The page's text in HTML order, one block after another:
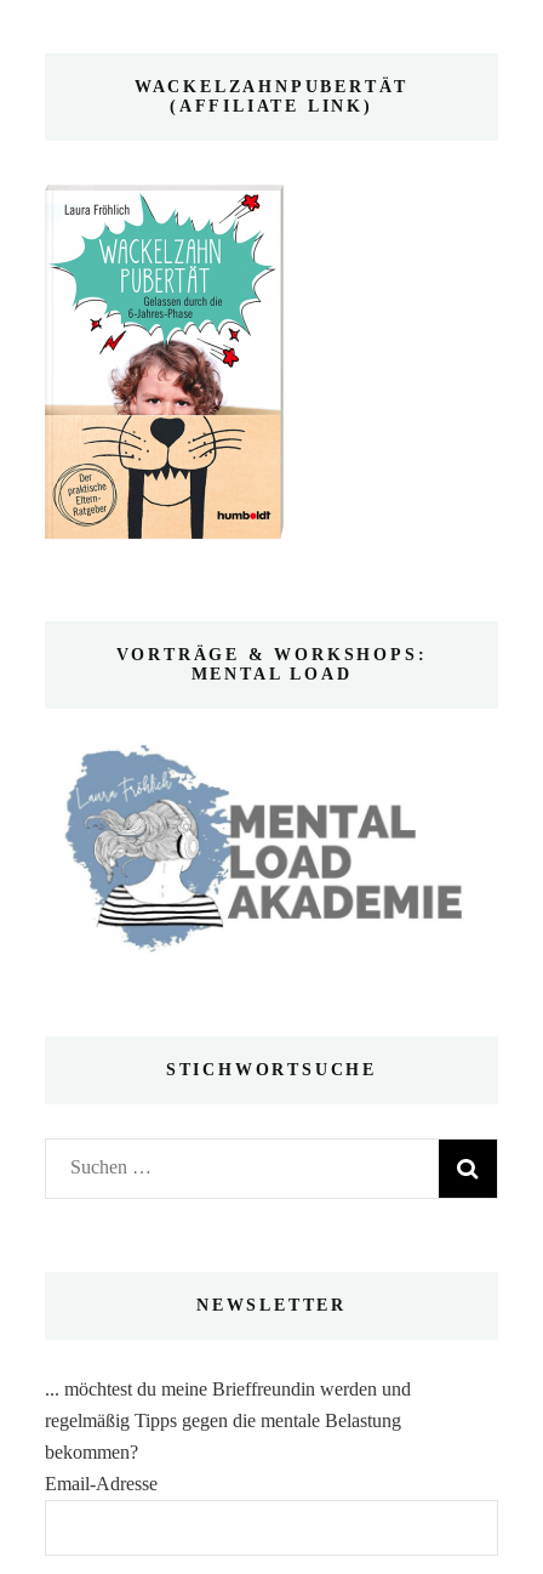
WACKELZAHNPUBERTÄT
(AFFILIATE LINK)
VORTRÄGE & WORKSHOPS:
MENTAL LOAD
STICHWORTSUCHE
Suchen
nach:
NEWSLETTER
... möchtest du meine Brieffreundin werden und
regelmäßig Tipps gegen die mentale Belastung
bekommen?
Email-Adresse